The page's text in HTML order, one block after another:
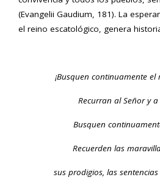
(Evangelii Gaudium, 181). La
el reino escatológico, genera
¡Busquen continuamente el
Recurran al Señor y
Busquen
Recuerden las
sus prodigios, las